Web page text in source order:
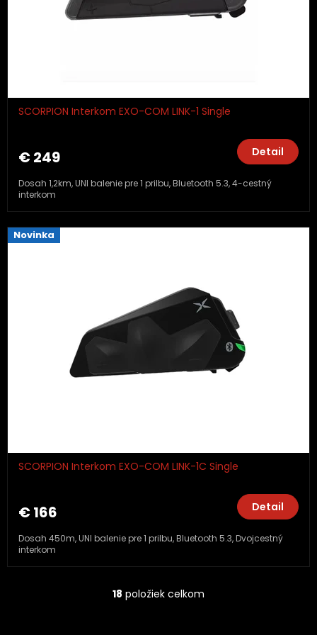
SCORPION Interkom EXO-COM LINK-1 Single
€ 249 Detail
Dosah 1,2km, UNI balenie pre 1 prilbu, Bluetooth 5.3, 4-cestný
interkom
Novinka
SCORPION Interkom EXO-COM LINK-1C Single
€ 166 Detail
Dosah 450m, UNI balenie pre 1 prilbu, Bluetooth 5.3, Dvojcestný
interkom
O
18 položiek celkom